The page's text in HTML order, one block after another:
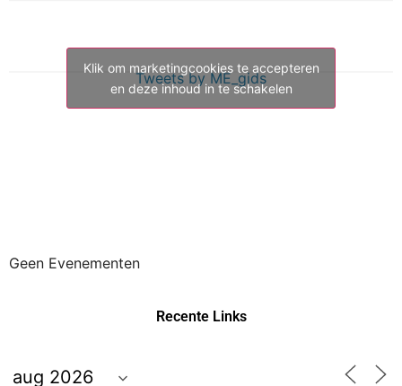
Tweets by ME_gids
Klik om marketingcookies te accepteren
en deze inhoud in te schakelen
Geen Evenementen
Recente Links